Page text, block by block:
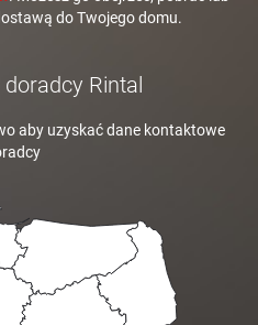
do Twojego domu.
Rintal
aby uzyskać dane kontaktowe